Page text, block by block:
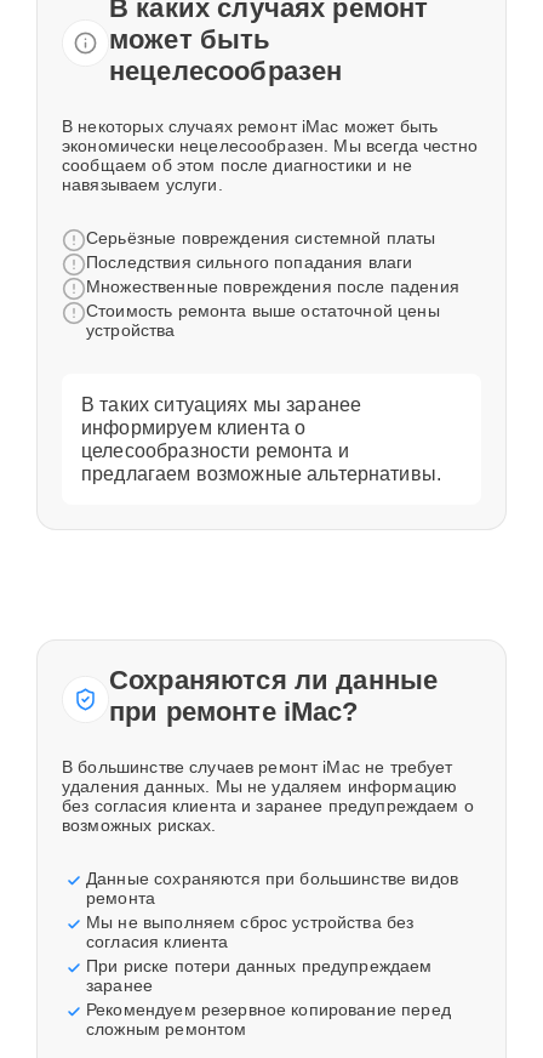
В каких случаях ремонт
может быть
нецелесообразен
В некоторых случаях ремонт iMac может быть
экономически нецелесообразен. Мы всегда честно
сообщаем об этом после диагностики и не
навязываем услуги.
Серьёзные повреждения системной платы
Последствия сильного попадания влаги
Множественные повреждения после падения
Стоимость ремонта выше остаточной цены
устройства
В таких ситуациях мы заранее
информируем клиента о
целесообразности ремонта и
предлагаем возможные альтернативы.
Сохраняются ли данные
при ремонте iMac?
В большинстве случаев ремонт iMac не требует
удаления данных. Мы не удаляем информацию
без согласия клиента и заранее предупреждаем о
возможных рисках.
Данные сохраняются при большинстве видов
ремонта
Мы не выполняем сброс устройства без
согласия клиента
При риске потери данных предупреждаем
заранее
Рекомендуем резервное копирование перед
сложным ремонтом